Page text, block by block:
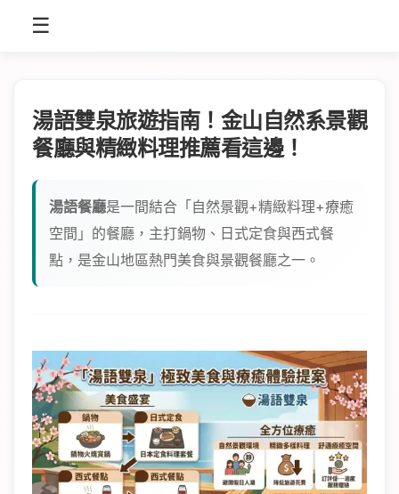
☰
湯語雙泉旅遊指南！金山自然系景觀
餐廳與精緻料理推薦看這邊！
湯語餐廳是一間結合「自然景觀+精緻料理+療癒
空間」的餐廳，主打鍋物、日式定食與西式餐
點，是金山地區熱門美食與景觀餐廳之一。